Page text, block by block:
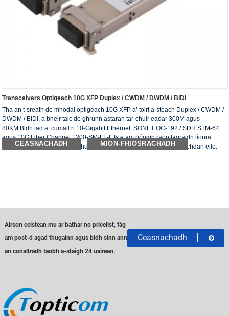
Transceivers Optigeach 10G XFP Duplex / CWDM / DWDM / BIDI
Tha an t-sreath de mhodal optigeach 10G XFP a’ toirt a-steach Duplex / CWDM /
DWDM / BIDI, a bheir taic do ghrunn astaran tar-chuir eadar 300M agus
80KM.Bidh iad a’ cumail ri 10-Gigabit Ethernet, SONET OC-192 / SDH STM-64
agus 10G Fiber Channel 1200-SM-LL-L.Is e am prìomh raon tagraidh lìonra
CWDM / lìonra DWDM / tar-chuir SDH / SONET / FC agus àrainneachdan eile.
CEASNACHADH MION-FHIOSRACHADH
Airson ceistean mu ar bathar no pricelist, fàg
am post-d agad thugainn agus bidh sinn ann
an conaltradh taobh a-staigh 24 uairean.
Ceasnachadh